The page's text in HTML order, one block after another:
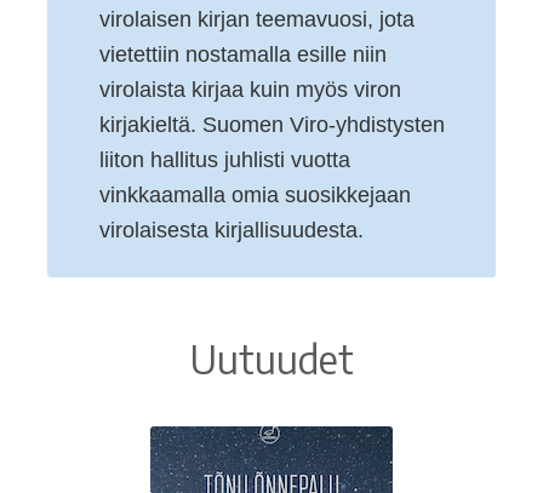
virolaisen kirjan teemavuosi, jota
vietettiin nostamalla esille niin
virolaista kirjaa kuin myös viron
kirjakieltä. Suomen Viro-yhdistysten
liiton hallitus juhlisti vuotta
vinkkaamalla omia suosikkejaan
virolaisesta kirjallisuudesta.
Uutuudet